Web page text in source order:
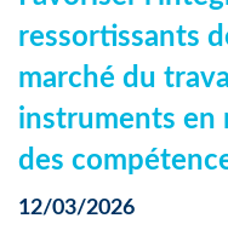
ressortissants
marché du
instruments en
des
12/03/2026